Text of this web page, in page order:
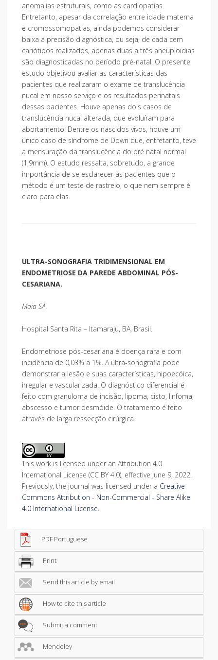
anomalias estruturais, como as cardiopatias.
Entretanto, apesar da correlação entre idade materna
e cromossomopatias, ainda podemos considerar
baixa a precisão diagnóstica, ou seja, de cada cem
cariótipos realizados, apenas duas a três aneuploidias
são diagnosticadas no período pré-natal. O presente
estudo objetivou avaliar as características das
pacientes que realizaram o exame de translucência
nucal em nosso serviço e os resultados perinatais
dessas pacientes. Houve apenas dois casos de
translucência nucal alterada, que evoluíram para
abortamento. Dentre os nascidos vivos, houve um
único caso de síndrome de Down que, entretanto, teve
a mensuração da translucência do pré natal normal
(1,9mm). O estudo ressalta, sobretudo, a grande
importância de se esclarecer às pacientes que o
método é um teste de rastreio, o que nem sempre é
claro para elas.
ULTRA-SONOGRAFIA TRIDIMENSIONAL EM
ENDOMETRIOSE DA PAREDE ABDOMINAL PÓS-
CESARIANA.
Maia SA.
Hospital Santa Rita – Itamaraju, BA, Brasil.
Endometriose pós-cesariana é doença rara e com
incidência de 0,03% a 1%. A ultra-sonografia pode
demonstrar a lesão e suas características, hipoecóica,
irregular e vascularizada. O diagnóstico diferencial é
feito com granuloma de incisão, lipoma, cisto, linfoma,
abscesso e tumor desmóide. O tratamento é feito
através de larga ressecção cirúrgica.
This work is licensed under an Attribution 4.0
International License (CC BY 4.0), effective June 9, 2022.
Previously, the journal was licensed under a Creative
Commons Attribution - Non-Commercial - Share Alike
4.0 International License.
PDF Portuguese
Print
Send this article by email
How to cite this article
Submit a comment
Mendeley